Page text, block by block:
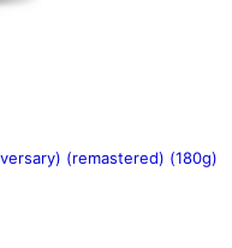
(remastered) (180g)